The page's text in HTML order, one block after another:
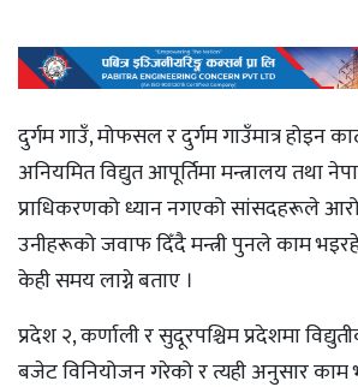
दुर्गम गाउँ, मोफसल र दुर्गम गाउँमात्र होइन
अनियमित विद्युत आपूर्तिमा मन्त्रालय तथा
प्राधिकरणको ध्यान नगएको सांसदहरूले
उनीहरूको जवाफ दिँदै मन्त्री पुनले काम
केही समय लाग्ने बताए ।
प्रदेश २, कर्णाली र सुदूरपश्चिम प्रदेशमा
बजेट विनियोजन गरेको र त्यही अनुसार काम